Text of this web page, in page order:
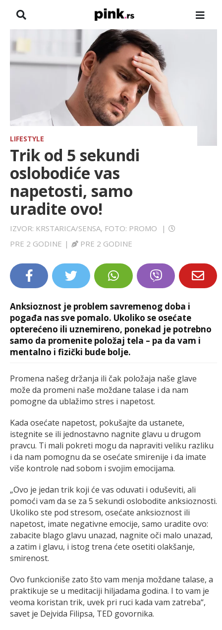
VESTI
HRONIKA
FARMERI
SPORT
LIFESTYLE
Trik od 5 sekundi
oslobodiće vas
napetosti, samo
uradite ovo!
IZVOR: KRSTARICA/SENSA, FOTO: PROMO
|
PRE 2 GODINE | PRE 2 GODINE
Anksioznost je problem savremenog doba i
pogađa nas sve pomalo. Ukoliko se osećate
opterećeno ili uznemireno, ponekad je potrebno
samo da promenite položaj tela – pa da vam i
mentalno i fizički bude bolje.
Promena našeg držanja ili čak položaja naše glave
može da promeni naše moždane talase i da nam
pomogne da ublažimo stres i napetost.
Kada osećate napetost, pokušajte da ustanete,
istegnite se ili jednostavno nagnite glavu u drugom
pravcu. Ti mali pokreti mogu da napraviti veliku razliku
i da nam pomognu da se osećate smirenije i da imate
više kontrole nad sobom i svojim emocijama.
„Ovo je jedan trik koji će vas oduvati i oduševiti, ali
pomoći vam da se za 5 sekundi oslobodite anksioznosti.
Ukoliko ste pod stresom, osećate anksioznost ili
napetost, imate negativne emocije, samo uradite ovo:
zabacite blago glavu unazad, nagnite oči malo unazad,
a zatim i glavu, i istog trena ćete osetiti olakšanje,
smirenost.
Ovo funkcioniše zato što vam menja moždane talase, a
praktikuje se u meditaciji hiljadama godina. I to vam je
veoma koristan trik, uvek pri ruci kada vam zatreba“,
savet je Dejvida Filipsa, TED govornika.